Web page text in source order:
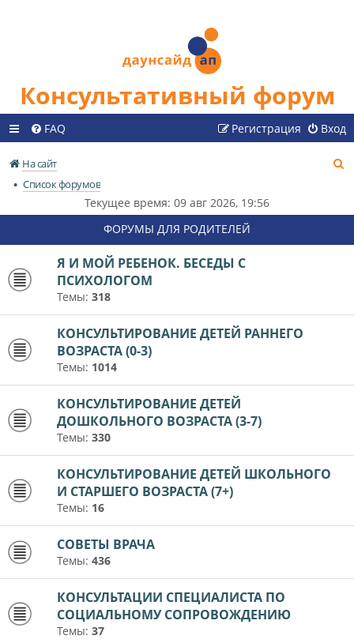
Консультативный форум
FAQ Вход
Регистрация
На сайт
Список форумов
к
Текущее время: 09 авг 2026, 19:56
ФОРУМЫ ДЛЯ РОДИТЕЛЕЙ
Я И МОЙ РЕБЕНОК. БЕСЕДЫ С
ПСИХОЛОГОМ
Темы: 318
КОНСУЛЬТИРОВАНИЕ ДЕТЕЙ РАННЕГО
ВОЗРАСТА (0-3)
Темы: 1014
КОНСУЛЬТИРОВАНИЕ ДЕТЕЙ
ДОШКОЛЬНОГО ВОЗРАСТА (3-7)
Темы: 330
КОНСУЛЬТИРОВАНИЕ ДЕТЕЙ ШКОЛЬНОГО
И СТАРШЕГО ВОЗРАСТА (7+)
Темы: 16
СОВЕТЫ ВРАЧА
Темы: 436
КОНСУЛЬТАЦИИ СПЕЦИАЛИСТА ПО
СОЦИАЛЬНОМУ СОПРОВОЖДЕНИЮ
Темы: 37